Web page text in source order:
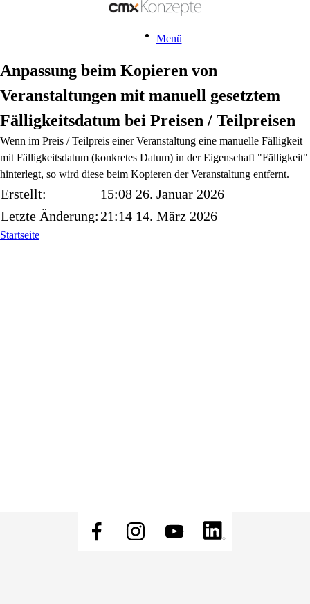
Menü
Anpassung beim Kopieren von
Veranstaltungen mit manuell gesetztem
Fälligkeitsdatum bei Preisen / Teilpreisen
Wenn im Preis / Teilpreis einer Veranstaltung eine manuelle Fälligkeit
mit Fälligkeitsdatum (konkretes Datum) in der Eigenschaft "Fälligkeit"
hinterlegt, so wird diese beim Kopieren der Veranstaltung entfernt.
Erstellt:
15:08 26. Januar 2026
Letzte Änderung: 21:14 14. März 2026
Startseite